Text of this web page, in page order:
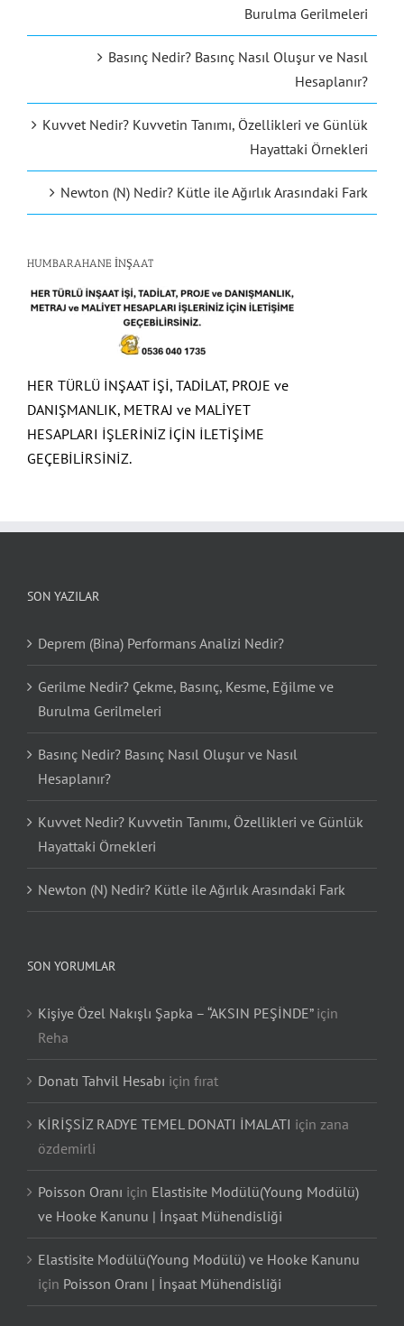
Burulma Gerilmeleri
Basınç Nedir? Basınç Nasıl Oluşur ve Nasıl
Hesaplanır?
Kuvvet Nedir? Kuvvetin Tanımı, Özellikleri ve Günlük
Hayattaki Örnekleri
Newton (N) Nedir? Kütle ile Ağırlık Arasındaki Fark
HUMBARAHANE İNŞAAT
HER TÜRLÜ İNŞAAT İŞİ, TADİLAT, PROJE ve
DANIŞMANLIK, METRAJ ve MALİYET
HESAPLARI İŞLERİNİZ İÇİN İLETİŞİME
GEÇEBİLİRSİNİZ.
SON YAZILAR
Deprem (Bina) Performans Analizi Nedir?
Gerilme Nedir? Çekme, Basınç, Kesme, Eğilme ve
Burulma Gerilmeleri
Basınç Nedir? Basınç Nasıl Oluşur ve Nasıl
Hesaplanır?
Kuvvet Nedir? Kuvvetin Tanımı, Özellikleri ve Günlük
Hayattaki Örnekleri
Newton (N) Nedir? Kütle ile Ağırlık Arasındaki Fark
SON YORUMLAR
Kişiye Özel Nakışlı Şapka – “AKSIN PEŞİNDE”için
Reha
Donatı Tahvil Hesabı için fırat
KİRİŞSİZ RADYE TEMEL DONATI İMALATI için zana
özdemirli
Poisson Oranı için Elastisite Modülü(Young Modülü)
ve Hooke Kanunu | İnşaat Mühendisliği
Elastisite Modülü(Young Modülü) ve Hooke Kanunu
için Poisson Oranı | İnşaat Mühendisliği